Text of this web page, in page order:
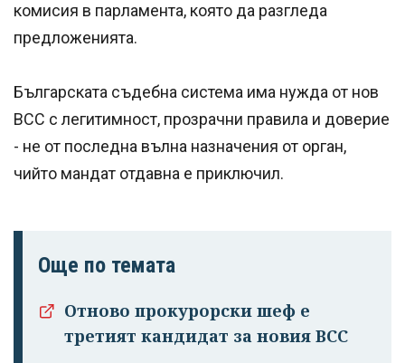
комисия в парламента, която да разгледа
предложенията.
Българската съдебна система има нужда от нов
ВСС с легитимност, прозрачни правила и доверие
- не от последна вълна назначения от орган,
чийто мандат отдавна е приключил.
Още по темата
Отново прокурорски шеф е
третият кандидат за новия ВСС